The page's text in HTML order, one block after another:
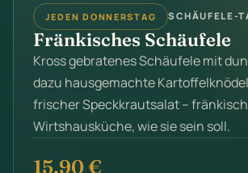
JEDEN DONNERSTAG SCHÄUFELE-
Fränkisches Schäufele
Kross gebratenes Schäufele mit
dazu hausgemachte
frischer Speckkrautsalat –
Wirtshausküche, wie sie sein soll.
15,90 €